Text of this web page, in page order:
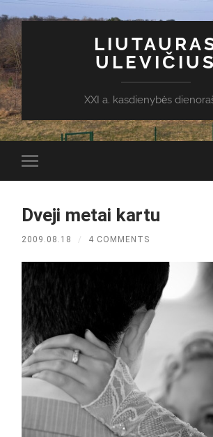
ULEVIČIUS
XXI a. kasdienybės
Toggle
mobile
Dveji metai kartu
2009.08.18 / 4 COMMENTS